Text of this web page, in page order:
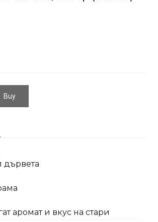
Buy
дървета
аромат и вкус на стари